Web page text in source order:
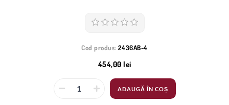
Cod produs: 2436AB-4
454,00 lei
ADAUGĂ ÎN COȘ